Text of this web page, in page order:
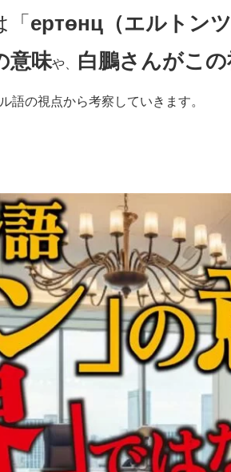
「ертөнц（エルトンツ
意味や、 白鵬さんがこ
語の視点から考察していきます。